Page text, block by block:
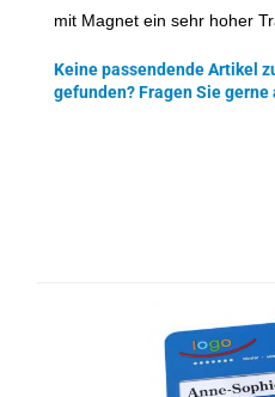
mit Magnet ein sehr hoher
Keine passendende Artikel
gefunden? Fragen Sie gerne